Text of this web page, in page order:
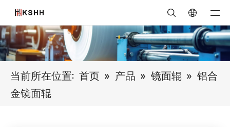
当前所在位置: 首页 » 产品 » 镜面辊 » 铝合
金镜面辊